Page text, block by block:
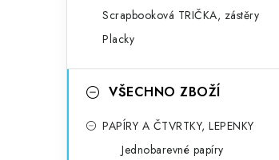
Scrapbooková TRIČKA, zástěry
Placky
VŠECHNO ZBOŽÍ
PAPÍRY A ČTVRTKY, LEPENKY
Jednobarevné papíry